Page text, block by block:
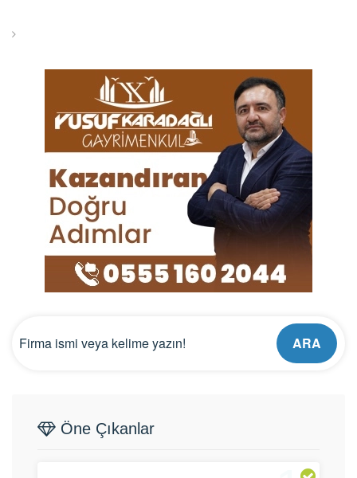
ARA
Öne Çıkanlar